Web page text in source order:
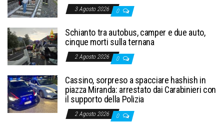
3 Agosto 2026 0
Schianto tra autobus, camper e due auto,
cinque morti sulla ternana
2 Agosto 2026 0
Cassino, sorpreso a spacciare hashish in
piazza Miranda: arrestato dai Carabinieri con
il supporto della Polizia
2 Agosto 2026 0